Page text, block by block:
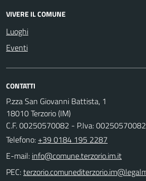
VIVERE IL COMUNE
Luoghi
Eventi
CONTATTI
P.zza San Giovanni Battista, 1
18010 Terzorio (IM)
C.F. 00250570082 - P.Iva: 00250570082
Telefono: +39 0184 195 2287
E-mail:
PEC: